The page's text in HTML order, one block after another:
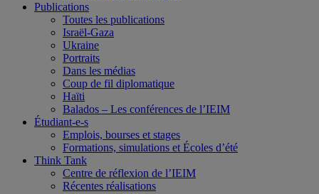
Publications
Toutes les publications
Israël-Gaza
Ukraine
Portraits
Dans les médias
Coup de fil diplomatique
Haïti
Balados – Les conférences de l’IEIM
Étudiant-e-s
Emplois, bourses et stages
Formations, simulations et Écoles d’été
Think Tank
Centre de réflexion de l’IEIM
Récentes réalisations